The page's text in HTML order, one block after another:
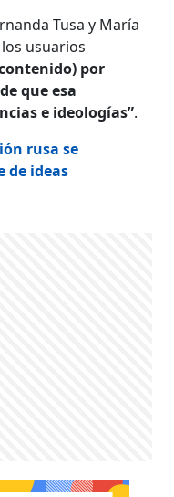
Tusa y María
usuarios
por
que esa
e ideologías”.
rusa se
de ideas